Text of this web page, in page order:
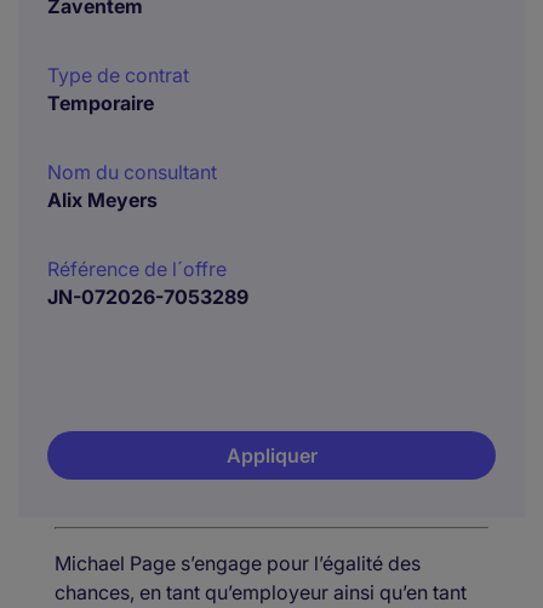
Zaventem
Type de contrat
Temporaire
Nom du consultant
Alix Meyers
Référence de l´offre
JN-072026-7053289
Appliquer
Michael Page s’engage pour l’égalité des
chances, en tant qu’employeur ainsi qu’en tant